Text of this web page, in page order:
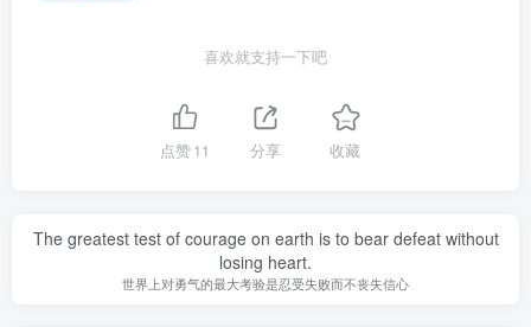
喜欢就支持一下吧
点赞11 分享 收藏
The greatest test of courage on earth is to bear defeat without
losing heart.
世界上对勇气的最大考验是忍受失败而不丧失信心